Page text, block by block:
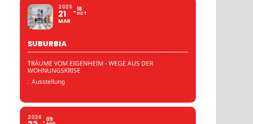
2026
21
MAR
18
OCT
SUBURBIA
TRÄUME VOM EIGENHEIM - WEGE AUS DER
WOHNUNGSKRISE
: Ausstellung
2026 09